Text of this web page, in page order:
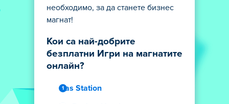
необходимо, за да станете бизнес
магнат!
Кои са най-добрите
безплатни Игри на магнатите
онлайн?
Gas Station